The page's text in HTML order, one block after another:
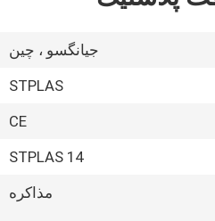
جیانگسو ، چین
STPLAS
CE
STPLAS 14
مذاکره